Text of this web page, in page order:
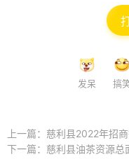
发呆 搞
上一篇： 慈利县2022年招
下一篇： 慈利县油茶资源